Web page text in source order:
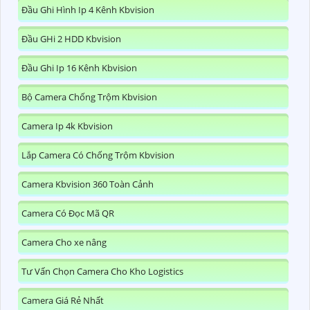
Đầu Ghi Hình Ip 4 Kênh Kbvision
Đầu GHi 2 HDD Kbvision
Đầu Ghi Ip 16 Kênh Kbvision
Bộ Camera Chống Trộm Kbvision
Camera Ip 4k Kbvision
Lắp Camera Có Chống Trộm Kbvision
Camera Kbvision 360 Toàn Cảnh
Camera Có Đọc Mã QR
Camera Cho xe nâng
Tư Vấn Chọn Camera Cho Kho Logistics
Camera Giá Rẻ Nhất